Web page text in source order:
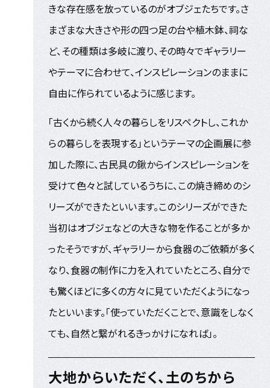
きな存在感を放っているのがオブジェたちです。さ
まざまな大きさや形の四つ足の台や植木鉢、祠な
ど、その種類は多岐に渡り、その時々でギャラリー
やテーマに合わせて、インスピレーションのままに
自由に作られているように感じます。
「古くから続く人々の暮らしをリスペクトし、これか
らの暮らしを表現する」というテーマの企画展に参
加した際に、古民具の鍬からインスピレーションを
受けて色々と試しているうちに、この焼き締めのシ
リーズができたといいます。このシリーズができた
当初はオブジェなどの大きな物を作ることが多か
ったそうですが、ギャラリーから食器のご依頼が多く
なり、食器の制作に力を入れていたところ、自分で
も驚くほどに多くの方々に見ていただくようになっ
たといいます。「使っていただくことで、意識をしなく
ても、自然と繋がれるきっかけになれば」。
大地からいただく、土のちから